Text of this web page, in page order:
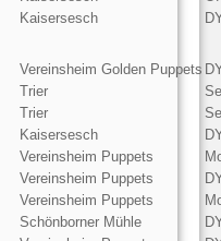
Kaisersesch
Vereinsheim Golden Puppets
Trier
Trier
Kaisersesch
Vereinsheim Puppets
Vereinsheim Puppets
Vereinsheim Puppets
Schönborner Mühle